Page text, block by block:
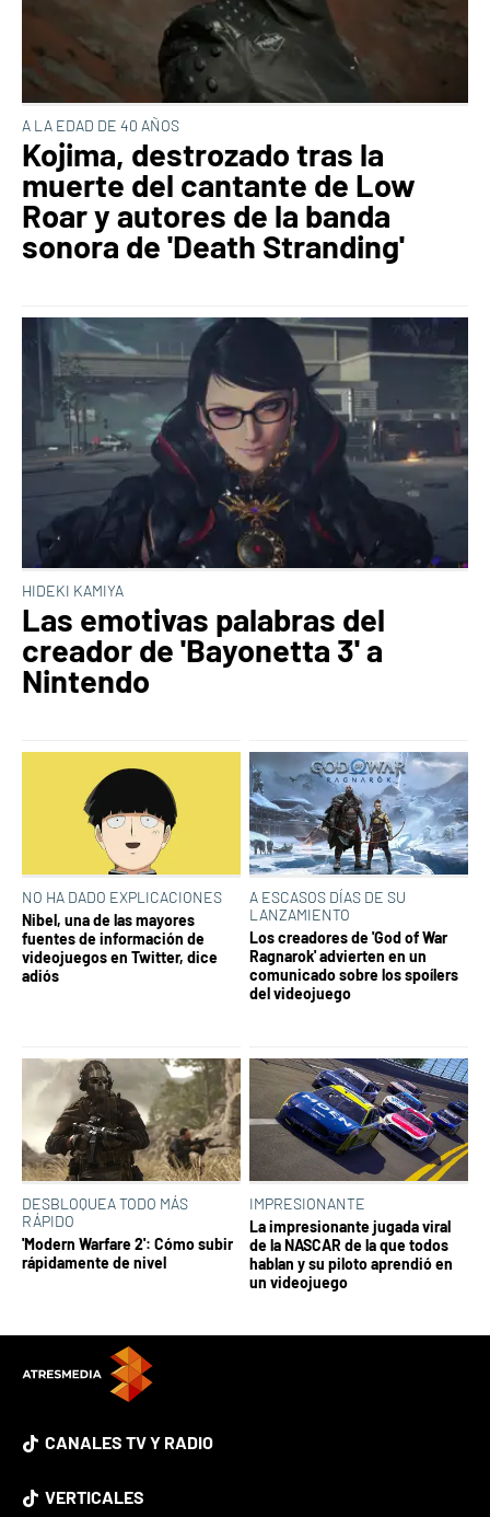
A LA EDAD DE 40 AÑOS
Kojima, destrozado tras la
muerte del cantante de Low
Roar y autores de la banda
sonora de 'Death Stranding'
HIDEKI KAMIYA
Las emotivas palabras del
creador de 'Bayonetta 3' a
Nintendo
NO HA DADO EXPLICACIONES
Nibel, una de las mayores
fuentes de información de
videojuegos en Twitter, dice
adiós
A ESCASOS DÍAS DE SU
LANZAMIENTO
Los creadores de 'God of War
Ragnarok' advierten en un
comunicado sobre los spoílers
del videojuego
DESBLOQUEA TODO MÁS
RÁPIDO
'Modern Warfare 2': Cómo subir
rápidamente de nivel
IMPRESIONANTE
La impresionante jugada viral
de la NASCAR de la que todos
hablan y su piloto aprendió en
un videojuego
CANALES TV Y RADIO
VERTICALES